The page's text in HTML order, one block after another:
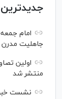
امام
جاهلیت
منتشر شد
نشست